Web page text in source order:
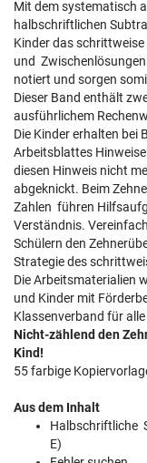
Mit dem systematisch
halbschriftlichen
Kinder das
und
notiert und sorgen
Dieser Band enthält
ausführlichem
Die Kinder erhalten bei
Arbeitsblattes
diesen Hinweis nicht
abgeknickt. Beim
Zahlen führen
Verständnis.
Schülern den
Strategie des
Die Arbeitsmaterialien
und Kinder mit
Klassenverband für
Nicht-zählend den
Kind!
55 farbige
Aus dem Inhalt
Halbschriftliche
E)